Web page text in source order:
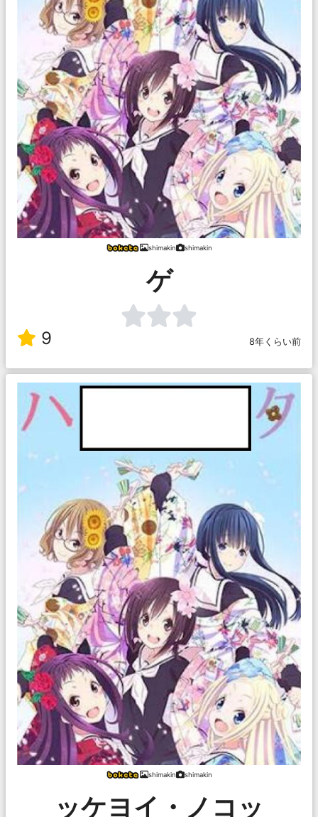
shimakin shimakin
ゲ
9 8年くらい前
shimakin shimakin
ッケヨイ・ノコッ